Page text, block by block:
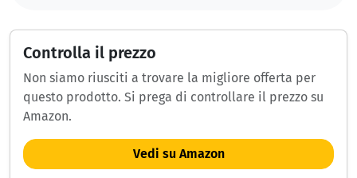
Controlla il prezzo
Non siamo riusciti a trovare la migliore offerta per
questo prodotto. Si prega di controllare il prezzo su
Amazon.
Vedi su Amazon